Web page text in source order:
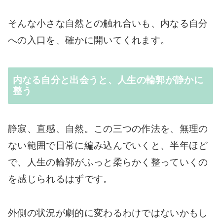
そんな小さな自然との触れ合いも、内なる自分
への入口を、確かに開いてくれます。
内なる自分と出会うと、人生の輪郭が静かに
整う
静寂、直感、自然。この三つの作法を、無理の
ない範囲で日常に編み込んでいくと、半年ほど
で、人生の輪郭がふっと柔らかく整っていくの
を感じられるはずです。
外側の状況が劇的に変わるわけではないかもし